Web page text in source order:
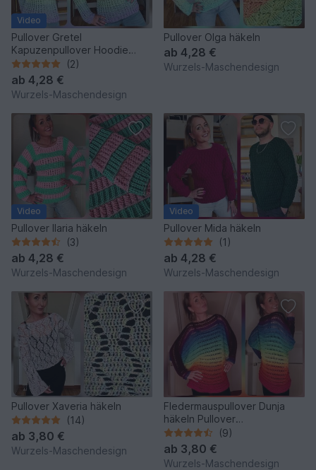
Video
Pullover Gretel
Kapuzenpullover Hoodie
häkeln
(2)
ab 4,28 €
Wurzels-Maschendesign
Pullover Olga häkeln
ab 4,28 €
Wurzels-Maschendesign
Video
Pullover Ilaria häkeln
(3)
ab 4,28 €
Wurzels-Maschendesign
Video
Pullover Mida häkeln
(1)
ab 4,28 €
Wurzels-Maschendesign
Pullover Xaveria häkeln
(14)
ab 3,80 €
Wurzels-Maschendesign
Fledermauspullover Dunja
häkeln Pullover
Fledermauspulli
(9)
ab 3,80 €
Wurzels-Maschendesign